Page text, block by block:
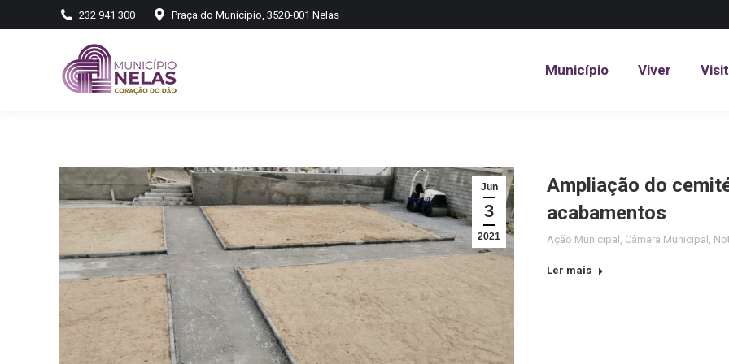
232 941 300 Praça do Municipio, 3520-001 Nelas
Município Viver
Jun
3
2021
Ampliação do
acabamentos
Ação Municipal , Câmara Municipal ,
Ler mais
Município Viver